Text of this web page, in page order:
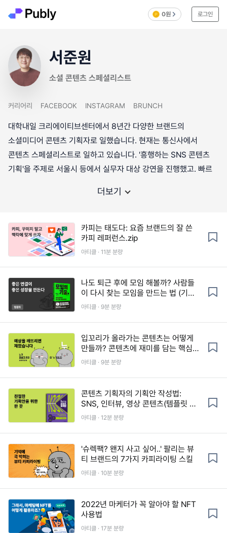
0원 로그인
서준원
소셜 콘텐츠 스페셜리스트
커리어리 FACEBOOK INSTAGRAM BRUNCH
대학내일 크리에이티브센터에서 8년간 다양한 브랜드의
소셜미디어 콘텐츠 기획자로 일했습니다. 현재는 통신사에서
콘텐츠 스페셜리스트로 일하고 있습니다. '흥행하는 SNS 콘텐츠
기획'을 주제로 서울시 등에서 실무자 대상 강연을 진행했고. 빠르
더보기
카피는 태도다: 요즘 브랜드의 잘 쓴
카피 레퍼런스.zip
아티클 · 11분 분량
나도 퇴근 후에 모임 해볼까? 사람들
이 다시 찾는 모임을 만드는 법 (기획·
운영 템플릿 제공)
아티클 · 9분 분량
입꼬리가 올라가는 콘텐츠는 어떻게
만들까? 콘텐츠에 재미를 담는 핵심
노하우
아티클 · 9분 분량
콘텐츠 기획자의 기획안 작성법:
SNS, 인터뷰, 영상 콘텐츠(템플릿 제
공)
아티클 · 12분 분량
'슈렉팩? 왠지 사고 싶어..' 팔리는 뷰
티 브랜드의 7가지 카피라이팅 스킬
아티클 · 10분 분량
2022년 마케터가 꼭 알아야 할 NFT
사용법
아티클 · 17분 분량